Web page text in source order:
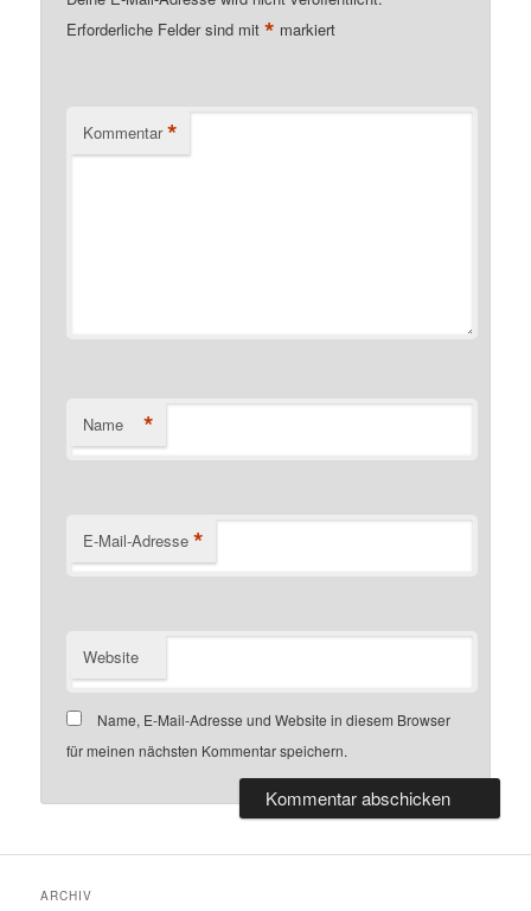
Erforderliche Felder sind mit* markiert
Kommentar *
Name *
E-Mail-Adresse *
Website
Name, E-Mail-Adresse und Website in diesem Browser
für meinen nächsten Kommentar speichern.
ARCHIV